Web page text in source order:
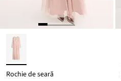
Rochie de seară